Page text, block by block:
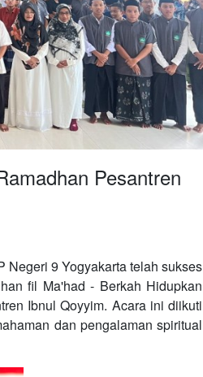
Pesantren
Negeri 9 Yogyakarta telah sukses
fil Ma'had - Berkah Hidupkan
Ibnul Qoyyim. Acara ini diikuti
dan pengalaman spiritual